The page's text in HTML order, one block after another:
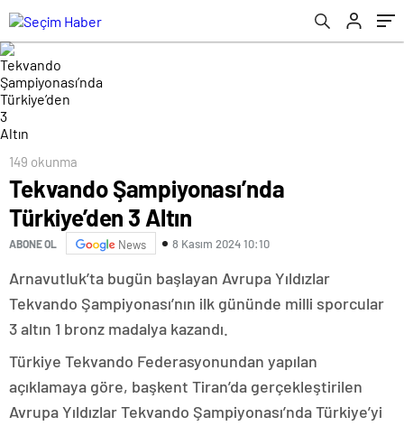
149 okunma
Tekvando Şampiyonası’nda
Türkiye’den 3 Altın
ABONE OL News 8 Kasım 2024 10:10
Arnavutluk’ta bugün başlayan Avrupa Yıldızlar
Tekvando Şampiyonası’nın ilk gününde milli sporcular
3 altın 1 bronz madalya kazandı.
Türkiye Tekvando Federasyonundan yapılan
açıklamaya göre, başkent Tiran’da gerçekleştirilen
Avrupa Yıldızlar Tekvando Şampiyonası’nda Türkiye’yi